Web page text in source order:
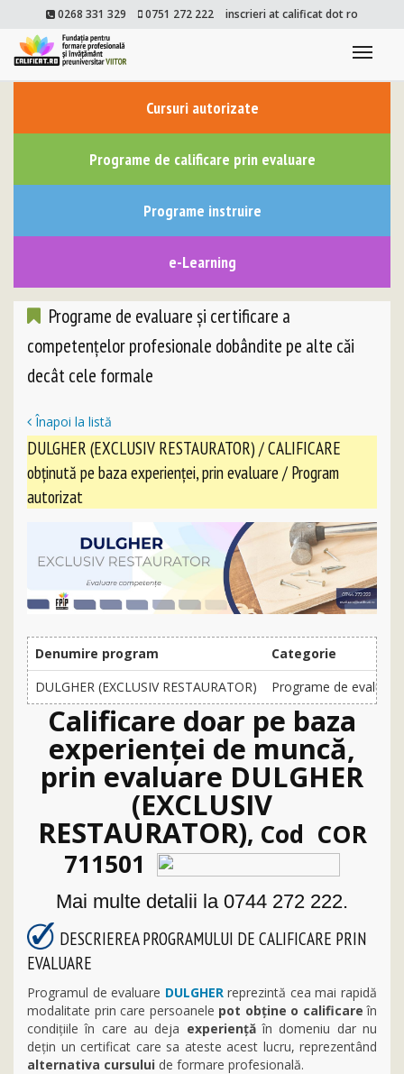
0268 331 329 0751 272 222 inscrieri at calificat dot ro
Cursuri autorizate
Programe de calificare prin evaluare
Programe instruire
e-Learning
Programe de evaluare și certificare a
competențelor profesionale dobândite pe alte căi
decât cele formale
Înapoi la listă
DULGHER (EXCLUSIV RESTAURATOR) / CALIFICARE
obținută pe baza experienței, prin evaluare / Program
autorizat
Denumire program
Categorie
DULGHER (EXCLUSIV RESTAURATOR)
Programe de
Calificare doar pe baza
experienței de muncă,
prin evaluare DULGHER
(EXCLUSIV
RESTAURATOR), Cod COR
711501
Mai multe detalii la 0744 272 222.
DESCRIEREA PROGRAMULUI DE CALIFICARE PRIN
EVALUARE
Programul de evaluare DULGHERreprezintă cea mai rapidă
modalitate prin care persoanele pot obține o calificare în
condițiile în care au deja experiențăîn domeniu dar nu
dețin un certificat care sa ateste acest lucru, reprezentând
alternativa cursului de formare profesională.